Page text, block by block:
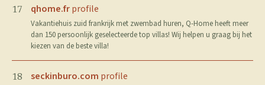
17 qhome.frprofile
Vakantiehuis zuid frankrijk met zwembad huren, Q-Home heeft meer
dan 150 persoonlijk geselecteerde top villas! Wij helpen u graag bij het
kiezen van de beste villa!
18 seckinburo.com profile